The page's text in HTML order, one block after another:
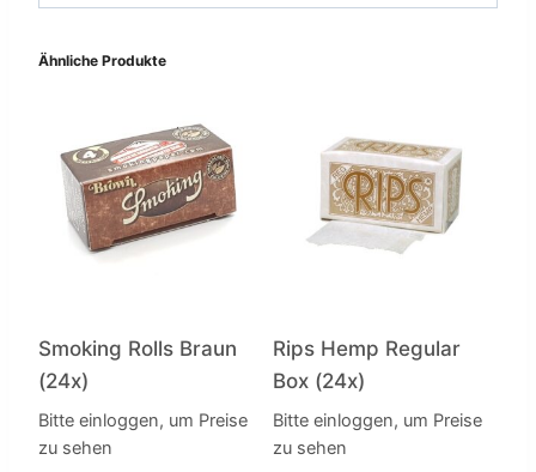
Ähnliche Produkte
Smoking Rolls Braun
(24x)
Bitte einloggen, um Preise
zu sehen
Rips Hemp Regular
Box (24x)
Bitte einloggen, um Preise
zu sehen